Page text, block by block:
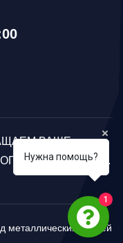
ВАШЕ
ОТЛИЧАТЬСЯ.
металлических дверей
Нужна помощь?
1